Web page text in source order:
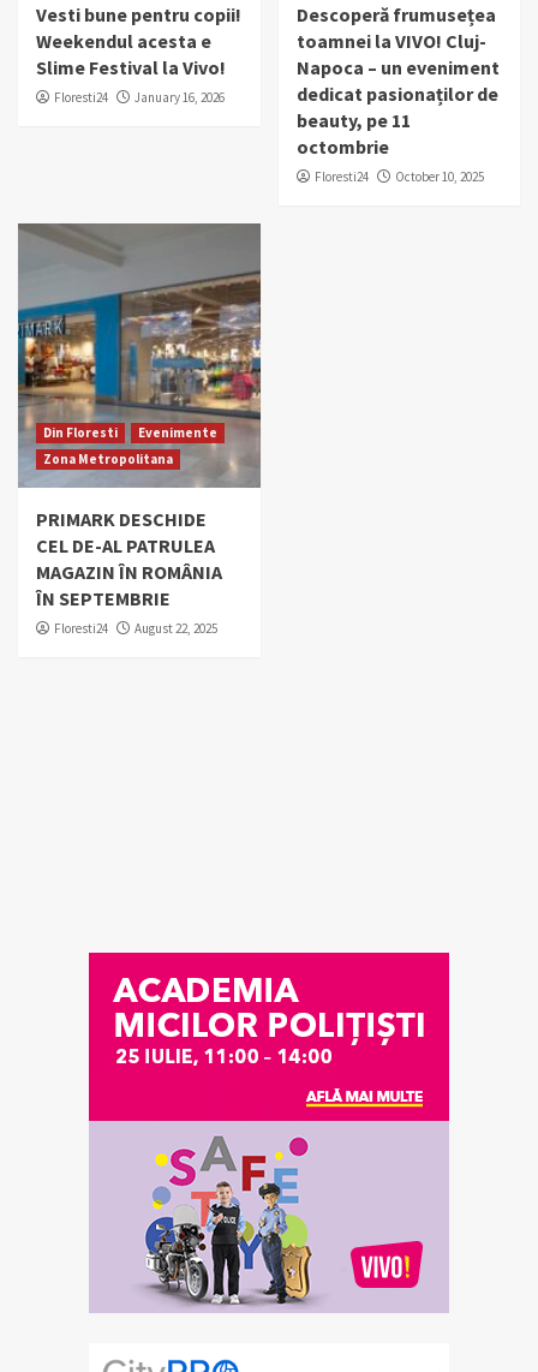
Vesti bune pentru copii!
Weekendul acesta e
Slime Festival la Vivo!
Floresti24 January 16, 2026
Descoperă frumusețea
toamnei la VIVO! Cluj-
Napoca – un eveniment
dedicat pasionaților de
beauty, pe 11
octombrie
Floresti24 October 10, 2025
Din Floresti
Evenimente
Zona Metropolitana
PRIMARK DESCHIDE
CEL DE-AL PATRULEA
MAGAZIN ÎN ROMÂNIA
ÎN SEPTEMBRIE
Floresti24 August 22, 2025